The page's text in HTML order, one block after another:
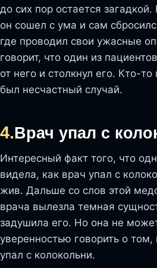
до сих пор остается загадкой.
он сошел с ума и сам
где проводил свои ужасные
говорит, что один из
от него и столкнул его. Кто-то
был несчастный случай.
4.Врач упал с
Интересный факт того, что
видела, как врач упал с
жив. Дальше со слов этой
врача вылезла темная
задушила его. Но она не
уверенностью говорить о
упал с колокольни.